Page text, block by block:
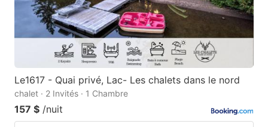
Le1617 - Quai privé, Lac- Les chalets dans le nord
chalet · 2 Invités · 1 Chambre
157 $ /nuit